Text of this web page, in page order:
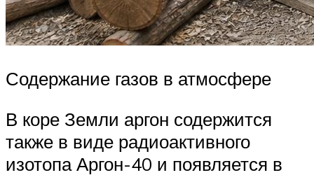
Содержание газов в атмосфере
В коре Земли аргон содержится
также в виде радиоактивного
изотопа Аргон-40 и появляется в